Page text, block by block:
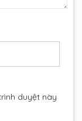
duyệt này